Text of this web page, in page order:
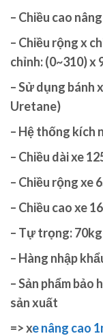
– Chiều cao
– Chiều rộng x
chỉnh: (0~310) x
– Sử dụng bánh
Uretane)
– Hệ thống kích
– Chiều dài xe
– Chiều rộng xe
– Chiều cao xe
– Tự trọng: 70kg
– Hàng nhập
– Sản phẩm bảo
sản xuất
=> xe nâng cao